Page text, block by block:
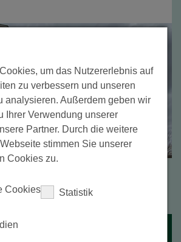
um das Nutzererlebnis auf
zu verbessern und unseren
analysieren. Außerdem geben wir
Ihrer Verwendung unserer
Partner. Durch die weitere
stimmen Sie unserer
Cookies zu.
Cookies Statistik